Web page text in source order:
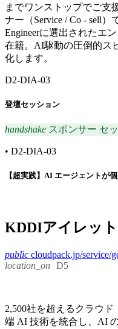
までワンストップでご支
ナー（Service / Co - sell）
Engineerに選出されたエ
在籍。AI駆動の圧倒的ス
化します。
D2-DIA-03
登壇セッション
handshake スポンサー セ
• D2-DIA-03
【超実践】AI エージェントが
KDDIアイレッ
public cloudpack.jp/service/
location_on D5
2,500社を超えるクラウ
端 AI 技術を統合し、AI